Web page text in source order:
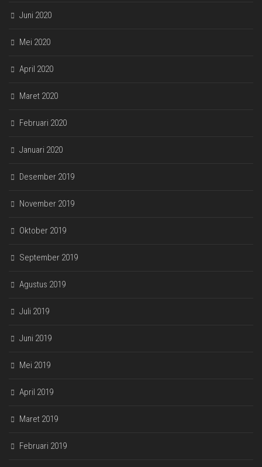
Juni 2020
Mei 2020
April 2020
Maret 2020
Februari 2020
Januari 2020
Desember 2019
November 2019
Oktober 2019
September 2019
Agustus 2019
Juli 2019
Juni 2019
Mei 2019
April 2019
Maret 2019
Februari 2019